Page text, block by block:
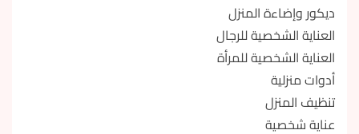
ديكور وإضاءة المنزل
العناية الشخصية للرجال
العناية الشخصية للمرأة
أدوات منزلية
تنظيف المنزل
عناية شخصية